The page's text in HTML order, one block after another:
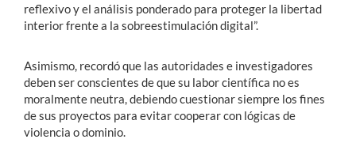
reflexivo y el análisis ponderado para proteger la libertad
interior frente a la sobreestimulación digital”.
Asimismo, recordó que las autoridades e investigadores
deben ser conscientes de que su labor científica no es
moralmente neutra, debiendo cuestionar siempre los fines
de sus proyectos para evitar cooperar con lógicas de
violencia o dominio.